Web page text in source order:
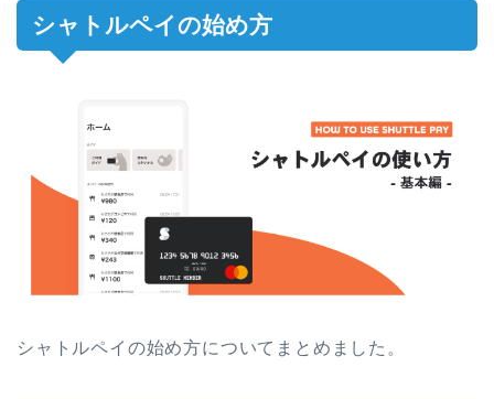
シャトルペイの始め方
シャトルペイの始め方についてまとめました。